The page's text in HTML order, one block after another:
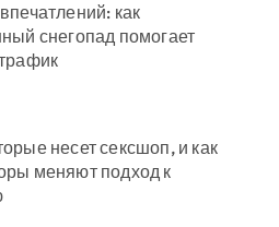
как
снегопад помогает
несет сексшоп, и как
меняют подход к